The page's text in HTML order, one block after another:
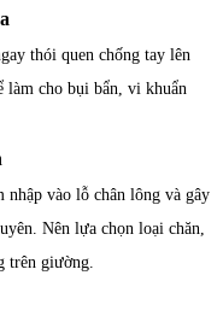
thói quen chống tay lên
làm cho bụi bẩn, vi khuẩn
vào lỗ chân lông và gây
Nên lựa chọn loại chăn,
trên giường.